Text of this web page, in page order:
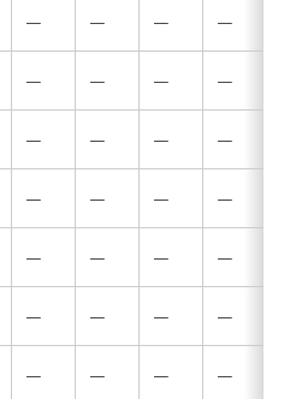
－ － － －
－ － － －
－ － － －
－ － － －
－ － － －
－ － － －
－ － － －